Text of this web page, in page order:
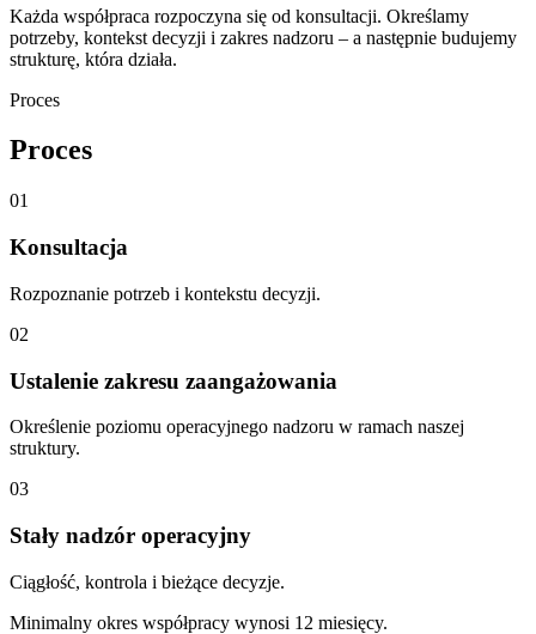
Każda współpraca rozpoczyna się od konsultacji. Określamy
potrzeby, kontekst decyzji i zakres nadzoru – a następnie budujemy
strukturę, która działa.
Proces
Proces
01
Konsultacja
Rozpoznanie potrzeb i kontekstu decyzji.
02
Ustalenie zakresu zaangażowania
Określenie poziomu operacyjnego nadzoru w ramach naszej
struktury.
03
Stały nadzór operacyjny
Ciągłość, kontrola i bieżące decyzje.
Minimalny okres współpracy wynosi 12 miesięcy.